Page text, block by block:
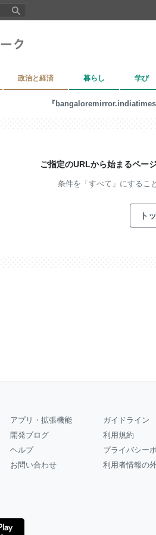
政治と経済 暮らし 学び
『
ご指定のURLから始まるペー
条件を「すべて」にするこ
ト
アプリ・拡張機能
開発ブログ
ヘルプ
お問い合わせ
ガイドライン
利用規約
プライバシー
利用者情報の